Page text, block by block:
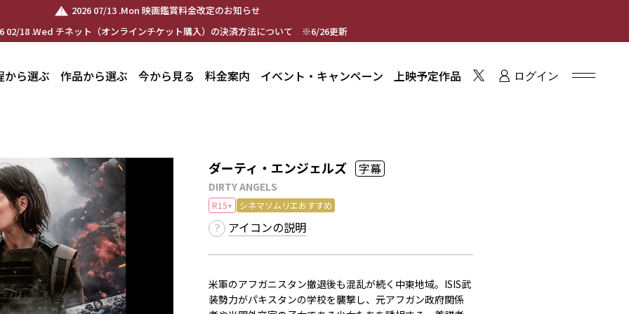
2026 07/13 .Mon 映画鑑賞料金改定のお知らせ
02/18 .Wed チネット（オンラインチケット購入）の決済方法について ※6/26更新
から選ぶ 作品から選ぶ 今から見る 料金案内 イベント・キャンペーン 上映予定作品 ログイン
ダーティ・エンジェルズ 字幕
DIRTY ANGELS
R15+ シネマソムリエおすすめ
アイコンの説明
米軍のアフガニスタン撤退後も混乱が続く中東地域。ISIS武
装勢力がパキスタンの学校を襲撃し、元アフガン政府関係